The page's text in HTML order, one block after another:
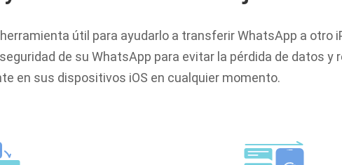
útil para ayudarlo a transferir WhatsApp a otro
de su WhatsApp para evitar la pérdida de datos y
en sus dispositivos iOS en cualquier momento.